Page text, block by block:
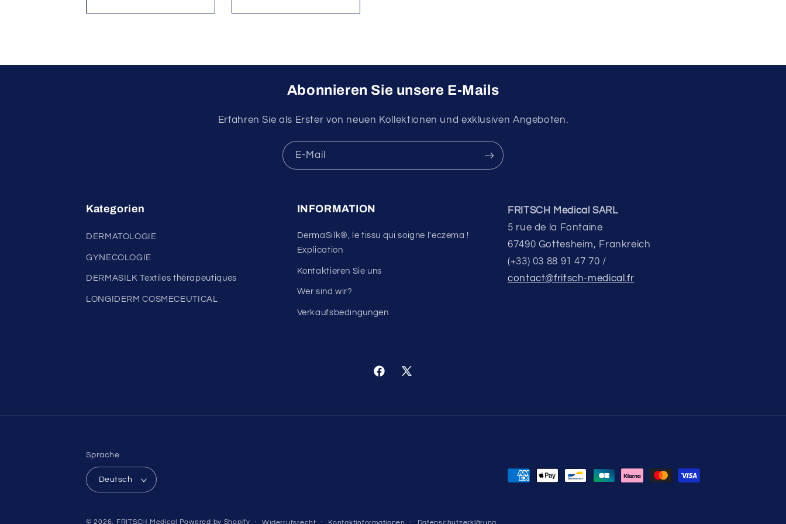
Abonnieren Sie unsere E-Mails
Erfahren Sie als Erster von neuen Kollektionen und exklusiven Angeboten.
E-Mail
Kategorien
DERMATOLOGIE
GYNECOLOGIE
DERMASILK Textiles thérapeutiques
LONGIDERM COSMECEUTICAL
INFORMATION
DermaSilk®, le tissu qui soigne l'eczema !
Explication
Kontaktieren Sie uns
Wer sind wir?
Verkaufsbedingungen
FRITSCH Medical SARL
5 rue de la Fontaine
67490 Gottesheim, Frankreich
(+33) 03 88 91 47 70 /
contact@fritsch-medical.fr
Facebook
X
Sprache
Deutsch Zahlungsmethoden
© 2026, FRITSCH Medical Powered by Shopify Widerrufsrecht Kontaktinformationen Datenschutzerklärung